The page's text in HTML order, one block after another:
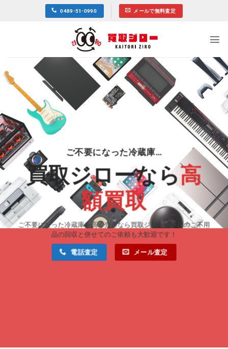
0489-51-0990 メールで無料査定
ご不要になった冷蔵庫…
買取ジローなら高
額買取
ご不要になった冷蔵庫を高く売るなら買取ジローへ！他のご不用
品の回収と併せてのご依頼も大歓迎です！
電話査定 メール査定